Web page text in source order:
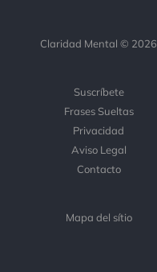
Claridad Mental © 2026
Suscríbete
Frases Sueltas
Privacidad
Aviso Legal
Contacto
Mapa del sítio